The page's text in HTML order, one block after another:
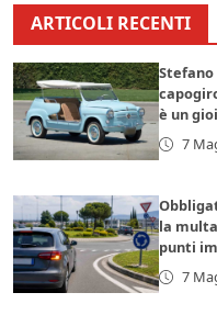
ARTICOLI RECENTI
è un
7
la
punti
7